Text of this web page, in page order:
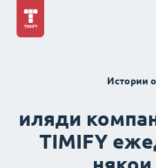
Истории
иляди
TIMIFY